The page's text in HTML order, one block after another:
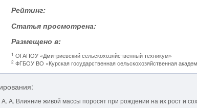
Рейтинг:
Статья просмотрена:
Размещено в:
1 ОГАПОУ «Дмитриевский сельскохозяйственный техникум»
2 ФГБОУ ВО «Курская государственная сельскохозяйственная
А. А. Влияние живой массы поросят при рождении на их рост и